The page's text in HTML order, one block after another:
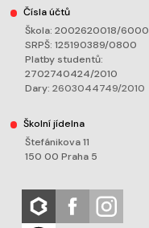
Čísla účtů
Škola: 2002620018/6000
SRPŠ: 125190389/0800
Platby studentů:
2702740424/2010
Dary: 2603044749/2010
Školní jídelna
Štefánikova 11
150 00 Praha 5